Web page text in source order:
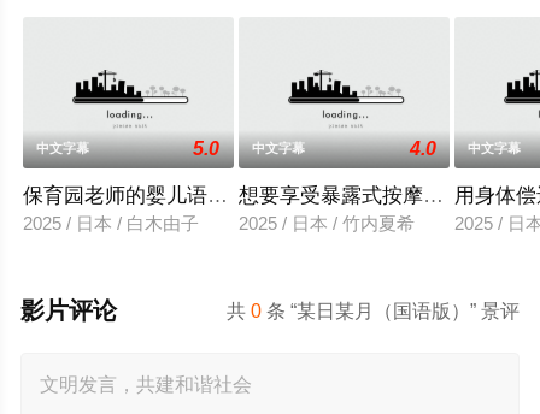
中文字幕 5.0
保育园老师的婴儿语让人超兴奋
2025 / 日本 / 白木由子
中文字幕 4.0
想要享受暴露式按摩的已婚女子
2025 / 日本 / 竹内夏希
中文字幕
用身体
2025 / 日
共0 条 “某日某月（国语版）” 景评
影片评论